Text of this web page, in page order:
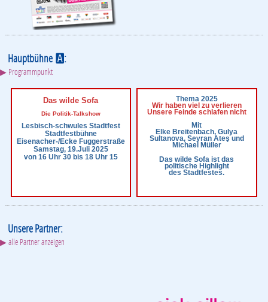
HauptbühneA:
▶ Programmpunkt
Das wilde Sofa
Die Politik-Talkshow
Lesbisch-schwules Stadtfest
Stadtfestbühne
Eisenacher-/Ecke Fuggerstraße
Samstag, 19.Juli 2025
von 16 Uhr 30 bis 18 Uhr 15
Thema 2025
Wir haben viel zu verlieren
Unsere Feinde schlafen nicht
Mit
Elke Breitenbach, Gulya
Sultanova, Seyran Ateş und
Michael Müller
Das wilde Sofa ist das
politische Highlight
des Stadtfestes.
Unsere Partner:
▶ alle Partner anzeigen